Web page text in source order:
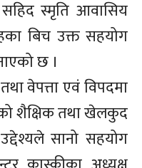
स्मृति आवासिय
बिच उक्त सहयोग
छ ।
वेपत्ता एवं विपदमा
शैक्षिक तथा खेलकुद
सानो सहयोग